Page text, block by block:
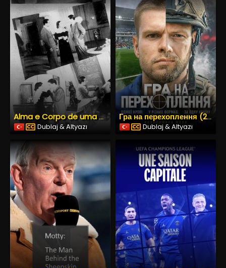
Alma e Corpo de uma Raça (1938) İzle
Dublaj & Altyazı
Гра на перехоплення (2025) İzle
Dublaj & Altyazı